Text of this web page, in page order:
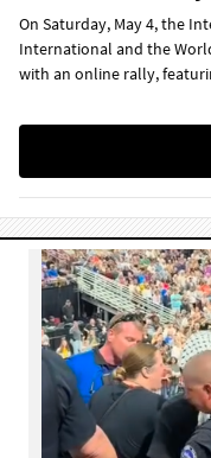
On Saturday, May 4, the
International and the
with an online rally,